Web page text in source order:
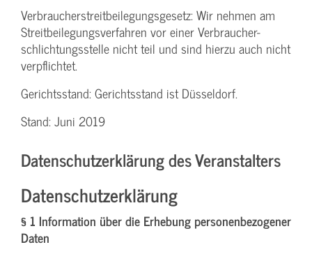
Verbraucher­streitbeilegungs­gesetz: Wir nehmen am
Streit­beilegungs­verfahren vor einer Verbraucher­
schlichtungs­stelle nicht teil und sind hierzu auch nicht
verpflichtet.
Gerichtsstand: Gerichtsstand ist Düsseldorf.
Stand: Juni 2019
Datenschutzerklärung des Veranstalters
Datenschutzerklärung
§ 1 Information über die Erhebung personenbezogener
Daten